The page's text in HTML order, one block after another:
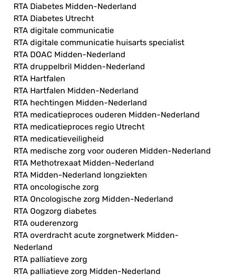
RTA Diabetes Midden-Nederland
RTA Diabetes Utrecht
RTA digitale communicatie
RTA digitale communicatie huisarts specialist
RTA DOAC Midden-Nederland
RTA druppelbril Midden-Nederland
RTA Hartfalen
RTA Hartfalen Midden-Nederland
RTA hechtingen Midden-Nederland
RTA medicatieproces ouderen Midden-Nederland
RTA medicatieproces regio Utrecht
RTA medicatieveiligheid
RTA medische zorg voor ouderen Midden-Nederland
RTA Methotrexaat Midden-Nederland
RTA Midden-Nederland longziekten
RTA oncologische zorg
RTA Oncologische zorg Midden-Nederland
RTA Oogzorg diabetes
RTA ouderenzorg
RTA overdracht acute zorgnetwerk Midden-
Nederland
RTA palliatieve zorg
RTA palliatieve zorg Midden-Nederland